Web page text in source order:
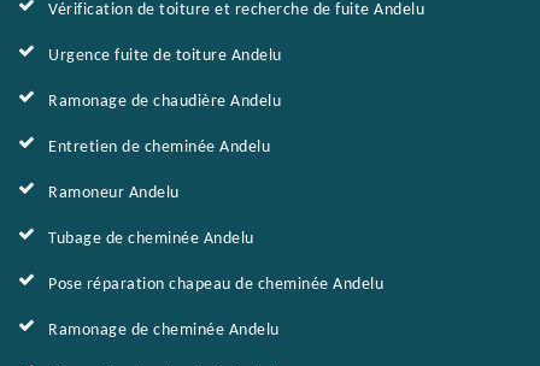
Vérification de toiture et recherche de fuite Andelu
Urgence fuite de toiture Andelu
Ramonage de chaudière Andelu
Entretien de cheminée Andelu
Ramoneur Andelu
Tubage de cheminée Andelu
Pose réparation chapeau de cheminée Andelu
Ramonage de cheminée Andelu